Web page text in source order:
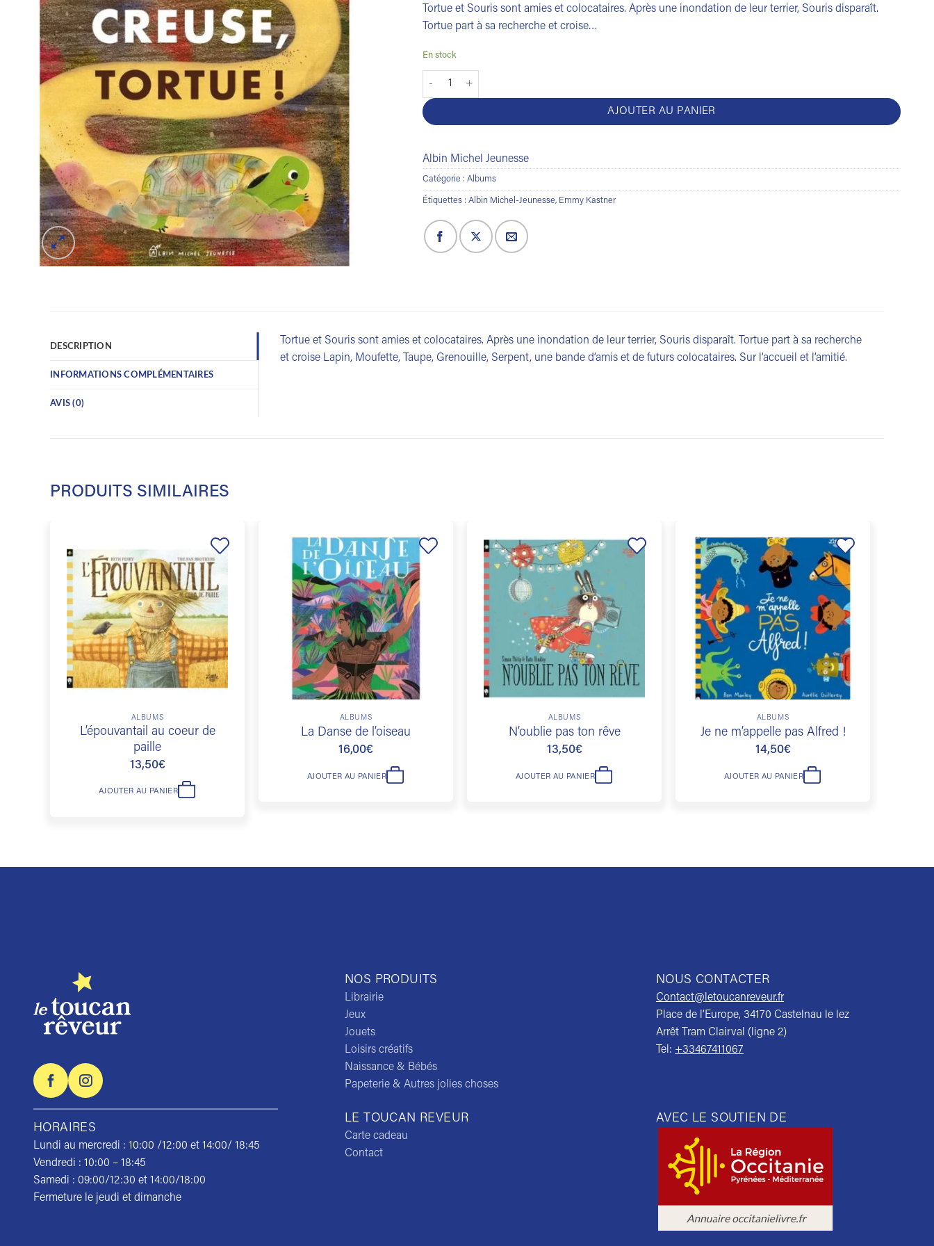
Tortue et Souris sont amies et colocataires. Après une inondation de leur terrier, Souris disparaît.
Tortue part à sa recherche et croise…
En stock
quantité de Creuse, Tortue !
AJOUTER AU PANIER
Albin Michel Jeunesse
Catégorie : Albums
Étiquettes : Albin Michel-Jeunesse, Emmy Kastner
DESCRIPTION
INFORMATIONS COMPLÉMENTAIRES
AVIS (0)
Tortue et Souris sont amies et colocataires. Après une inondation de leur terrier, Souris disparaît. Tortue part à sa recherche
et croise Lapin, Moufette, Taupe, Grenouille, Serpent, une bande d’amis et de futurs colocataires. Sur l’accueil et l’amitié.
PRODUITS SIMILAIRES
Ajouter
liste de
souhaits
ALBUMS
L’épouvantail au coeur de
paille
13,50€
AJOUTER AU PANIER
Ajouter
liste de
souhaits
ALBUMS
La Danse de l’oiseau
16,00€
AJOUTER AU PANIER
ALBUMS
N’oublie pas ton rêve
13,50€
AJOUTER AU PANIER
Ajouter
liste de
souhaits
ALBUMS
Je ne m’appelle pas Alfred !
14,50€
AJOUTER AU PANIER
NOS PRODUITS
Librairie
Jeux
Jouets
Loisirs créatifs
Naissance & Bébés
Papeterie & Autres jolies choses
NOUS CONTACTER
Contact@letoucanreveur.fr
Place de l’Europe, 34170 Castelnau le lez
Arrêt Tram Clairval (ligne 2)
Tel: +33467411067
HORAIRES
Lundi au mercredi : 10:00 /12:00 et 14:00/ 18:45
Vendredi : 10:00 – 18:45
Samedi : 09:00/12:30 et 14:00/18:00
Fermeture le jeudi et dimanche
LE TOUCAN REVEUR
Carte cadeau
Contact
AVEC LE SOUTIEN DE